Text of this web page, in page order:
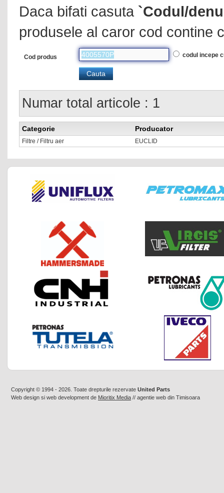
Daca bifati casuta `Codul/
produsele al caror cod contine
Cod produs codul incepe
Numar total articole : 1
Categorie Producator
Filtre / Filtru aer EUCLID
Copyright © 1994 - 2026. Toate drepturile rezervate United Parts
Web design si web development de Mioritix Media // agentie web din Timisoara